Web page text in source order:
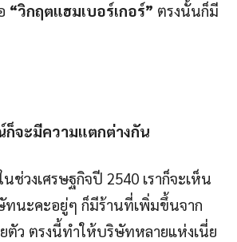
“วิกฤตแฮมเบอร์เกอร์” ตรงนั้นก็มี
จะมีความแตกต่างกัน
นช่วงเศรษฐกิจปี 2540 เราก็จะเห็น
ทนะคะอยู่ๆ ก็มีร้านที่เพิ่มขึ้นจาก
ตัว ตรงนี้ทำให้บริษัทหลายแห่งเนี่ย